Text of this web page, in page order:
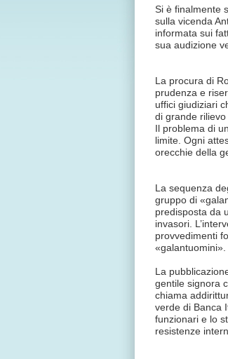
Si è finalmente
sulla vicenda
informata sui
sua audizione
La procura di
prudenza e
uffici giudiziari
di grande
Il problema di
limite. Ogni
orecchie della
La sequenza
gruppo di
predisposta da
invasori.
provvedimenti
«galantuomini».
La
gentile signora
chiama
verde di Banca
funzionari e lo
resistenze